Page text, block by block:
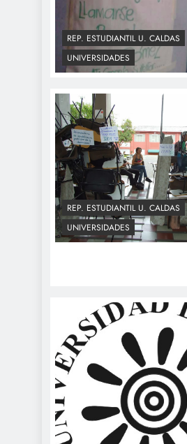
REP. ESTUDIANTIL U. CALDAS
UNIVERSIDADES
REP. ESTUDIANTIL U. CALDAS
UNIVERSIDADES